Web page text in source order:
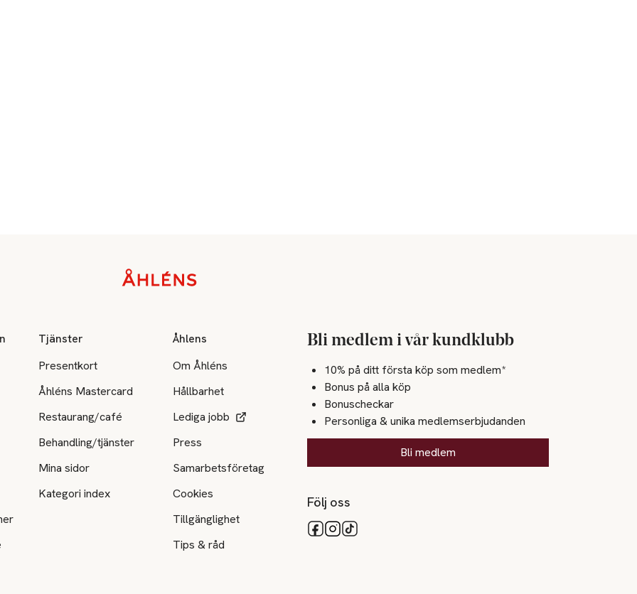
Tjänster
Presentkort
Åhléns Mastercard
Restaurang/café
Behandling/tjänster
Mina sidor
Kategori index
Åhlens
Om Åhléns
Hållbarhet
Lediga jobb
Press
Samarbetsföretag
Cookies
Tillgänglighet
Tips & råd
Bli medlem i vår kundklubb
10% på ditt första köp som medlem*
Bonus på alla köp
Bonuscheckar
Personliga & unika medlemserbjudanden
Bli medlem
Följ oss